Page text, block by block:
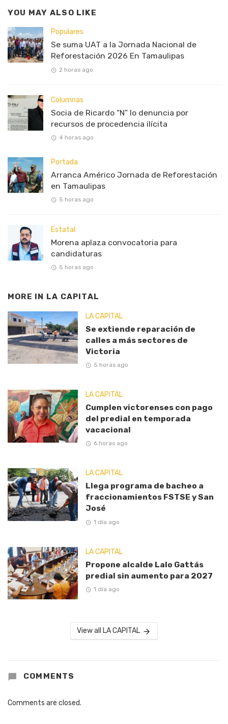
YOU MAY ALSO LIKE
Populares
Se suma UAT a la Jornada Nacional de
Reforestación 2026 En Tamaulipas
2 horas ago
Columnas
Socia de Ricardo “N” lo denuncia por
recursos de procedencia ilícita
4 horas ago
Portada
Arranca Américo Jornada de Reforestación
en Tamaulipas
5 horas ago
Estatal
Morena aplaza convocatoria para
candidaturas
5 horas ago
MORE IN LA CAPITAL
LA CAPITAL
Se extiende reparación de
calles a más sectores de
Victoria
5 horas ago
LA CAPITAL
Cumplen victorenses con pago
del predial en temporada
vacacional
6 horas ago
LA CAPITAL
Llega programa de bacheo a
fraccionamientos FSTSE y San
José
1 día ago
LA CAPITAL
Propone alcalde Lalo Gattás
predial sin aumento para 2027
1 día ago
View all LA CAPITAL
COMMENTS
Comments are closed.